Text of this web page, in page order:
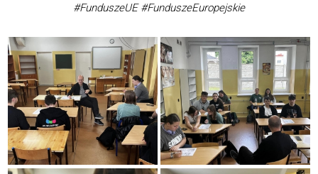
#FunduszeUE #FunduszeEuropejskie